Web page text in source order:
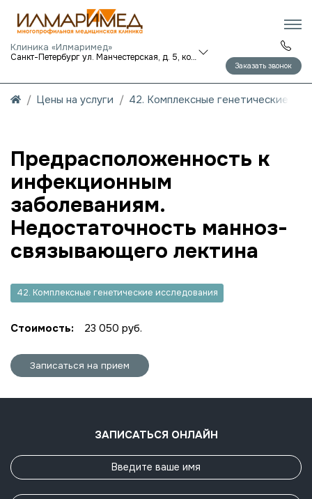
Клиника «Илмаримед»
Санкт-Петербург ул. Манчестерская, д. 5, корп. 1
Заказать звонок
Цены на услуги 42. Комплексные генетические
Предрасположенность к
инфекционным
заболеваниям.
Недостаточность манноз-
связывающего лектина
42. Комплексные генетические исследования
Стоимость: 23 050 руб.
Записаться на прием
ЗАПИСАТЬСЯ ОНЛАЙН